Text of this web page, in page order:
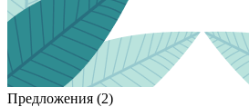
Предложения (2)